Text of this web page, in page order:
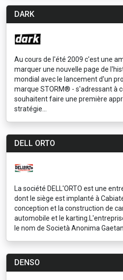
DARK
Au cours de l'été 2009 c'est une
marquer une nouvelle page de
mondial avec le lancement d'un
marque STORM® - s'adressant à
souhaitent faire une première
stratégie...
DELL ORTO
La société DELL'ORTO est une
dont le siège est implanté à
conception et la construction de
automobile et le
le nom de Società Anonima
DENSO